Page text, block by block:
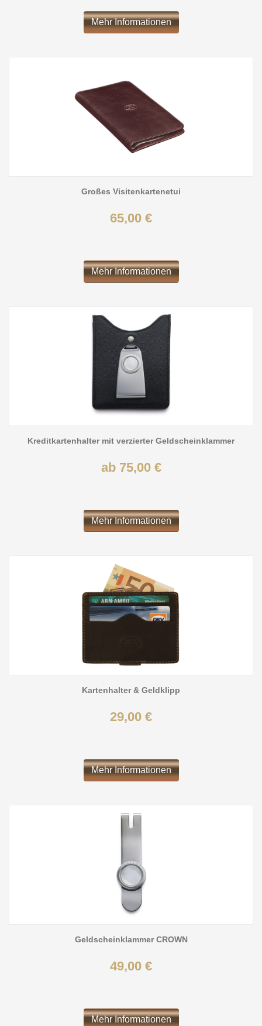
Mehr Informationen
Großes Visitenkartenetui
65,00 €
Mehr Informationen
Kreditkartenhalter mit verzierter Geldscheinklammer
ab 75,00 €
Mehr Informationen
Kartenhalter & Geldklipp
29,00 €
Mehr Informationen
Geldscheinklammer CROWN
49,00 €
Mehr Informationen